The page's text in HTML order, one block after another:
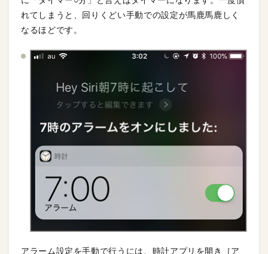
れてしまうと、回りくどい手動での設定が馬鹿馬鹿しく
なるほどです。
アラーム設定を手動で行うには、時計アプリを開き［ア